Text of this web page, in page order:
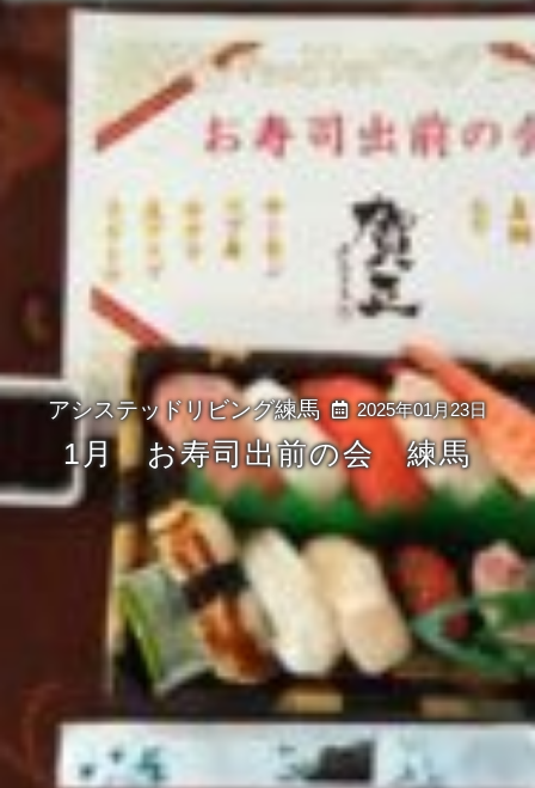
2025年01月23日
1月 お寿司出前の会 練馬